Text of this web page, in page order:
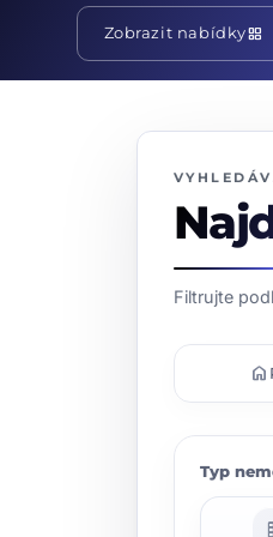
Zobrazit nabídkygrid_view
Filtrujte
home
Typ